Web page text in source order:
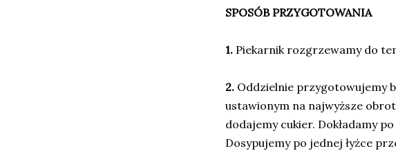
SPOSÓB PRZYGOTOWANIA
1.Piekarnik rozgrzewamy do
2.Oddzielnie przygotowujemy
ustawionym na najwyższe
dodajemy cukier. Dokładamy
Dosypujemy po jednej łyżce